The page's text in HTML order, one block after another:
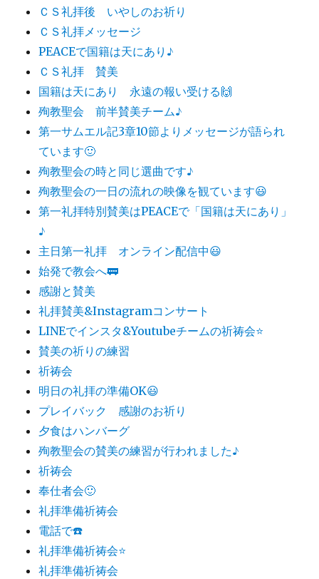
ＣＳ礼拝後 いやしのお祈り
ＣＳ礼拝メッセージ
PEACEで国籍は天にあり♪
ＣＳ礼拝 賛美
国籍は天にあり 永遠の報い受ける🙌
殉教聖会 前半賛美チーム♪
第一サムエル記3章10節よりメッセージが語られ
ています🙂
殉教聖会の時と同じ選曲です♪
殉教聖会の一日の流れの映像を観ています😃
第一礼拝特別賛美はPEACEで「国籍は天にあり」
♪
主日第一礼拝 オンライン配信中😃
始発で教会へ🚃
感謝と賛美
礼拝賛美&Instagramコンサート
LINEでインスタ&Youtubeチームの祈祷会⭐️
賛美の祈りの練習
祈祷会
明日の礼拝の準備OK😃
プレイバック 感謝のお祈り
夕食はハンバーグ
殉教聖会の賛美の練習が行われました♪
祈祷会
奉仕者会🙂
礼拝準備祈祷会
電話で☎️
礼拝準備祈祷会⭐️
礼拝準備祈祷会